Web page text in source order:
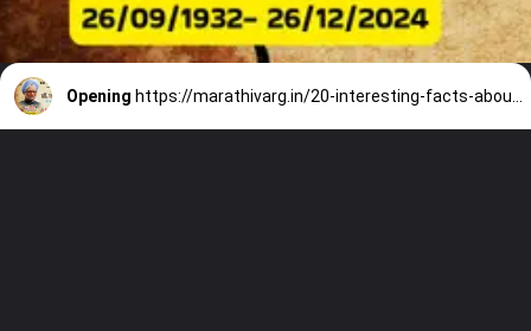
Opening https://marathivarg.in/20-interesting-facts-about-dr-manmohan-singh-in-marathi/